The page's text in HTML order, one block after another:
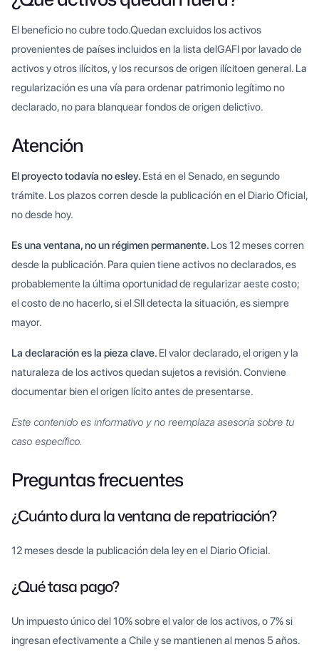
El beneficio no cubre todo.Quedan excluidos los activos
provenientes de países incluidos en la lista delGAFI por lavado de
activos y otros ilícitos, y los recursos de origen ilícitoen general. La
regularización es una vía para ordenar patrimonio legítimo no
declarado, no para blanquear fondos de origen delictivo.
Atención
El proyecto todavía no esley. Está en el Senado, en segundo
trámite. Los plazos corren desde la publicación en el Diario Oficial,
no desde hoy.
Es una ventana, no un régimen permanente. Los 12 meses corren
desde la publicación. Para quien tiene activos no declarados, es
probablemente la última oportunidad de regularizar aeste costo;
el costo de no hacerlo, si el SII detecta la situación, es siempre
mayor.
La declaración es la pieza clave. El valor declarado, el origen y la
naturaleza de los activos quedan sujetos a revisión. Conviene
documentar bien el origen lícito antes de presentarse.
Este contenido es informativo y no reemplaza asesoría sobre tu
caso específico.
Preguntas frecuentes
¿Cuánto dura la ventana de repatriación?
12 meses desde la publicación dela ley en el Diario Oficial.
¿Qué tasa pago?
Un impuesto único del 10% sobre el valor de los activos, o 7% si
ingresan efectivamente a Chile y se mantienen al menos 5 años.